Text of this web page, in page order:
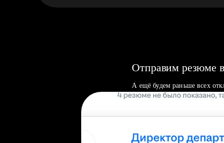
Отправим резюме
А ещё будем раньше всех